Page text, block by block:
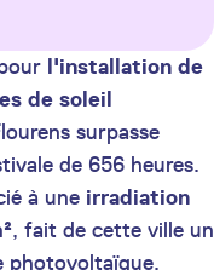
l'installation de
de soleil
surpasse
de 656 heures.
à une irradiation
, fait de cette ville un
photovoltaïque.